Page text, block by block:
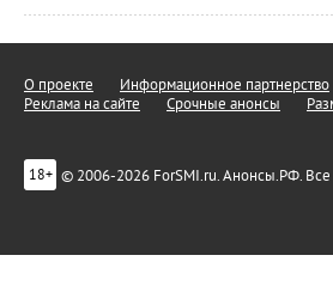
О проекте Информационное партнерство
Реклама на сайте
Срочные анонсы
18+ © 2006-2026 ForSMI.ru. Анонсы.РФ.